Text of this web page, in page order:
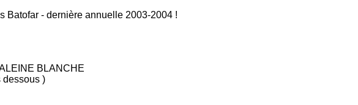
Batofar - dernière annuelle 2003-2004 !
BLANCHE
dessous )